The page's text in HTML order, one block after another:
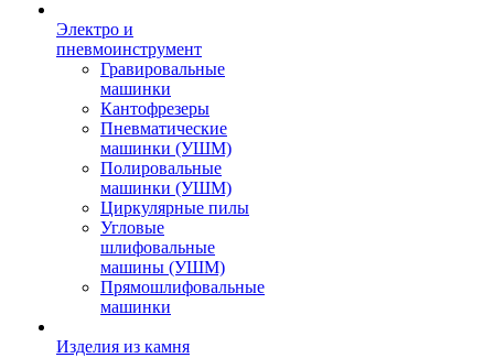
Электро и
пневмоинструмент
Гравировальные
машинки
Кантофрезеры
Пневматические
машинки (УШМ)
Полировальные
машинки (УШМ)
Циркулярные пилы
Угловые
шлифовальные
машины (УШМ)
Прямошлифовальные
машинки
Изделия из камня